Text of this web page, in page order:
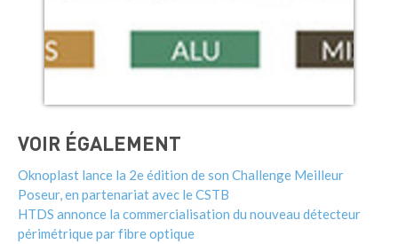
VOIR ÉGALEMENT
Oknoplast lance la 2e édition de son Challenge Meilleur
Poseur, en partenariat avec le CSTB
HTDS annonce la commercialisation du nouveau détecteur
périmétrique par fibre optique